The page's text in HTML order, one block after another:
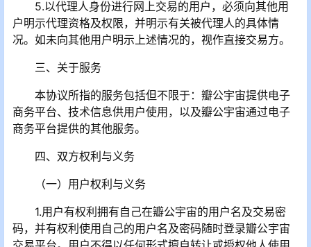
5.以代理人身份进行网上交易的用户，必须向其他用
户明示代理资格及权限，并明示有关被代理人的具体情
况。如未向其他用户明示上述情况的，视作直接交易方。
三、关于服务
本协议所指的服务包括但不限于：瓣公宇宙提供电子
商务平台、技术信息供用户使用，以及瓣公宇宙通过电子
商务平台提供的其他服务。
四、双方权利与义务
（一）用户权利与义务
1.用户有权利拥有自己在瓣公宇宙的用户名及交易密
码，并有权利使用自己的用户名及密码随时登录瓣公宇宙